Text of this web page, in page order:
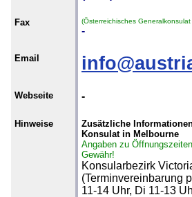
Fax (Österreichisches
-
Email
Webseite -
Hinweise
Zusätzliche
Konsulat in Melbourne
Angaben zu
Gewähr!
Konsularbezirk
(Terminvereinbarung
11-14 Uhr, Di 11-13